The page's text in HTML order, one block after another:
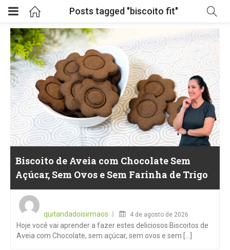
Posts tagged "biscoito fit"
Biscoito de Aveia com Chocolate Sem
Açúcar, Sem Ovos e Sem Farinha de Trigo
quitandadoisirmaos
4 de agosto de 2026
Hoje você vai aprender a fazer estes deliciosos Biscoitos de
Aveia com Chocolate, sem açúcar, sem ovos e sem [...]